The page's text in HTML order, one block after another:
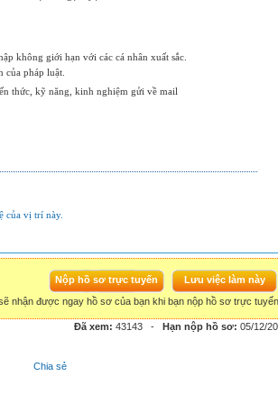
không giới hạn với các cá nhân xuất sắc.
pháp luật.
thức, kỹ năng, kinh nghiệm gửi về mail
của vị trí này.
nhận được ngay hồ sơ của bạn khi bạn nộp hồ sơ trực tuyến
Đã xem: 43143 - Hạn nộp hồ sơ: 05/12/
Chia sẻ